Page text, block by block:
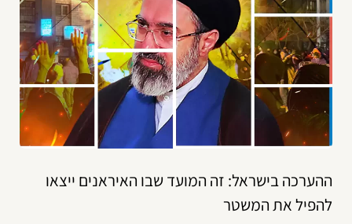
ההערכה בישראל: זה המועד שבו האיראנים ייצאו
להפיל את המשטר